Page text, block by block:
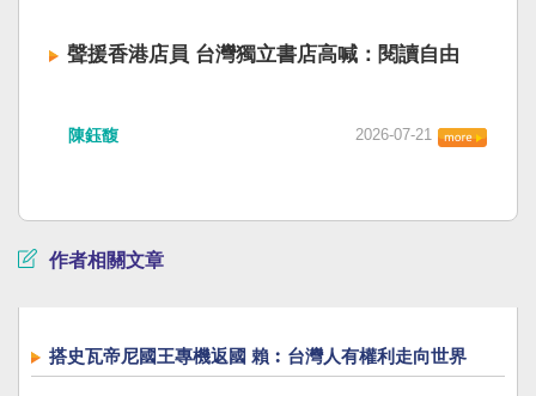
聲援香港店員 台灣獨立書店高喊：閱讀自由
陳鈺馥 2026-07-21
作者相關文章
搭史瓦帝尼國王專機返國 賴︰台灣人有權利走向世界